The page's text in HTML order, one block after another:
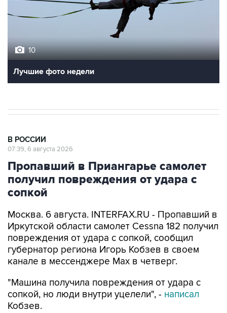
10
Лучшие фото недели
В РОССИИ
07:39, 6 августа 2026
Пропавший в Приангарье самолет
получил повреждения от удара с
сопкой
Москва. 6 августа. INTERFAX.RU - Пропавший в
Иркутской области самолет Cessna 182 получил
повреждения от удара с сопкой, сообщил
губернатор региона Игорь Кобзев в своем
канале в мессенджере Мах в четверг.
"Машина получила повреждения от удара с
сопкой, но люди внутри уцелели", - написал
Кобзев.